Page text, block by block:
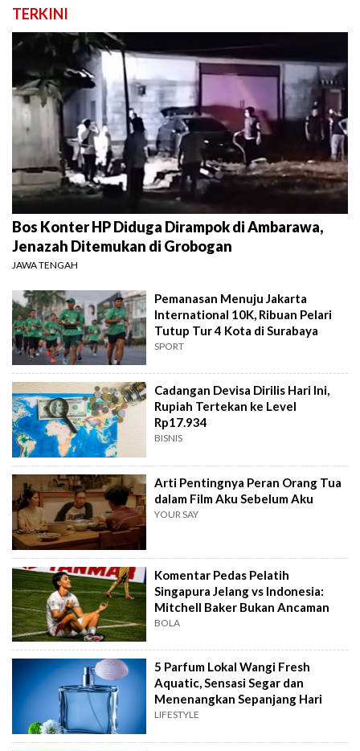
TERKINI
Bos Konter HP Diduga Dirampok di Ambarawa,
Jenazah Ditemukan di Grobogan
JAWA TENGAH
Pemanasan Menuju Jakarta
International 10K, Ribuan Pelari
Tutup Tur 4 Kota di Surabaya
SPORT
Cadangan Devisa Dirilis Hari Ini,
Rupiah Tertekan ke Level
Rp17.934
BISNIS
Arti Pentingnya Peran Orang Tua
dalam Film Aku Sebelum Aku
YOUR SAY
Komentar Pedas Pelatih
Singapura Jelang vs Indonesia:
Mitchell Baker Bukan Ancaman
BOLA
5 Parfum Lokal Wangi Fresh
Aquatic, Sensasi Segar dan
Menenangkan Sepanjang Hari
LIFESTYLE